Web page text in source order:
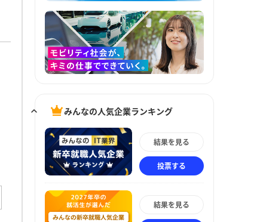
みんなの人気企業ランキング
結果を見る
投票する
結果を見る